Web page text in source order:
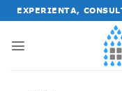
Salt
la
conținut
EXPERIENTA,